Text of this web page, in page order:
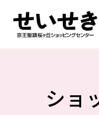
ショ